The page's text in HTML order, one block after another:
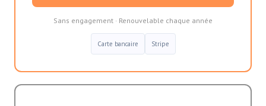
Sans engagement · Renouvelable chaque année
Carte bancaire Stripe